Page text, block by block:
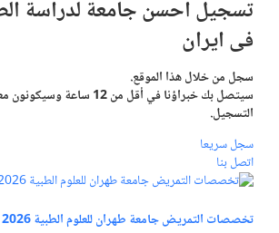
تسجيلاحسن جامعة لدراسة
فی ايران
سجل من خلال هذا الموقع.
سيتصل بك خبراؤنا في أقل من 12
التسجيل.
سجل سريعا
اتصل بنا
تخصصات التمريض جامعة طهران للعلوم الطبية 2026